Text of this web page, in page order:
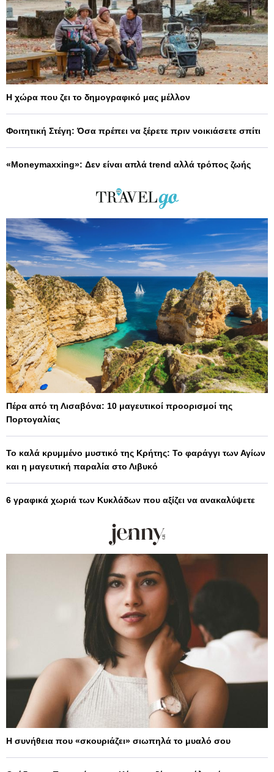
Η χώρα που ζει το δημογραφικό μας μέλλον
Φοιτητική Στέγη: Όσα πρέπει να ξέρετε πριν νοικιάσετε σπίτι
«Moneymaxxing»: Δεν είναι απλά trend αλλά τρόπος ζωής
Πέρα από τη Λισαβόνα: 10 μαγευτικοί προορισμοί της
Πορτογαλίας
Το καλά κρυμμένο μυστικό της Κρήτης: Το φαράγγι των Αγίων
και η μαγευτική παραλία στο Λιβυκό
6 γραφικά χωριά των Κυκλάδων που αξίζει να ανακαλύψετε
Η συνήθεια που «σκουριάζει» σιωπηλά το μυαλό σου